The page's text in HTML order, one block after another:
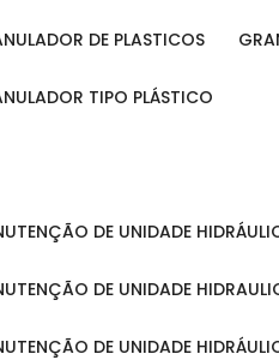
DE PLASTICOS
TIPO PLÁSTICO
DE UNIDADE
DE UNIDADE
DE UNIDADE